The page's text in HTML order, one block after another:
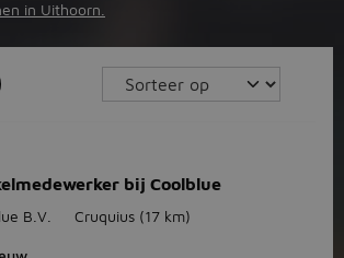
in Uithoorn.
bij Coolblue
B.V. Cruquius (17 km)